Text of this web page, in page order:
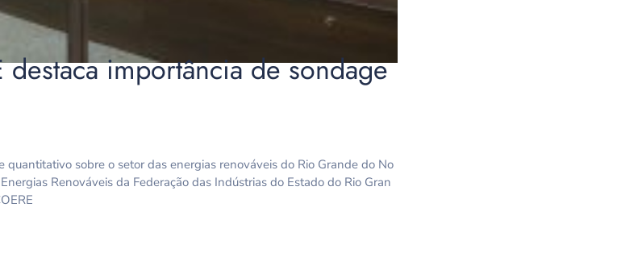
destaca importância de sondage
sobre o setor das energias renováveis do Rio Grande do No
Renováveis da Federação das Indústrias do Estado do Rio Gran